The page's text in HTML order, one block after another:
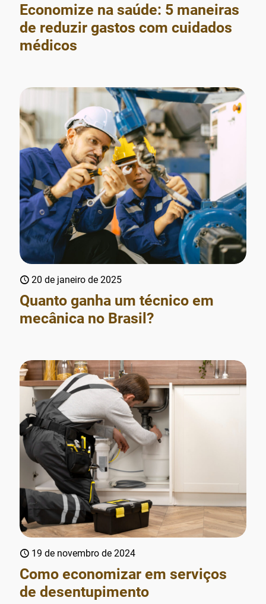
Economize na saúde: 5 maneiras
de reduzir gastos com cuidados
médicos
20 de janeiro de 2025
Quanto ganha um técnico em
mecânica no Brasil?
19 de novembro de 2024
Como economizar em serviços
de desentupimento